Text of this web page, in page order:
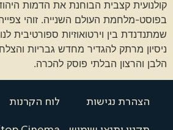
קולנועית קצבית הבוחנת את הדמות
בפוסט-מלחמת העולם השנייה. זוהי
שמתנדנדת בין וירטואוזיות ספורטיבית
ניסיון מרתק להגדיר מחדש גבריות
הלבן והרצון הבלתי פוסק להכרה.
הצהרת נגישות לוח הקרנות